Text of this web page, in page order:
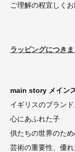
ご理解の程宜しくお
ラッピングにつき
main story メイン
イギリスのブラン
心にあふれた子
供たちの世界のため
芸術の重要性、優